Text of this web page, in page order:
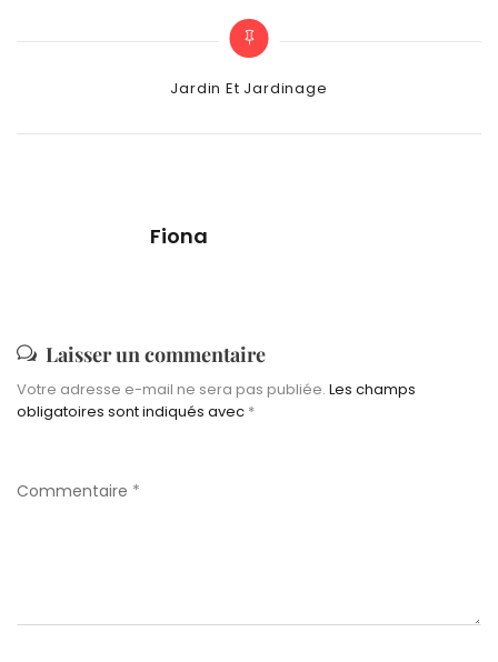
Categories
Jardin Et Jardinage
Fiona
Laisser un commentaire
Votre adresse e-mail ne sera pas publiée. Les champs
obligatoires sont indiqués avec *
Commentaire *